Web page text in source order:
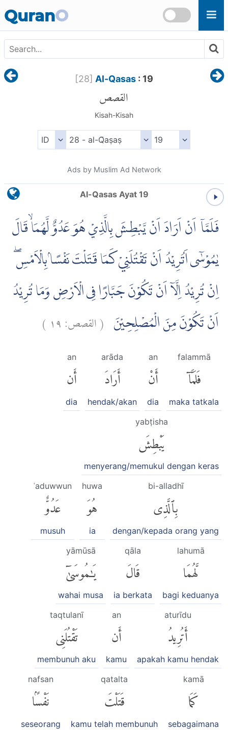
QuranO
[28] Al-Qasas: 19
القصص
Kisah-Kisah
Ads by Muslim Ad Network
Al-Qasas Ayat 19
فَلَمَّآ اَنْ اَرَادَ اَنْ يَّبْطِشَ بِالَّذِيْ هُوَ عَدُوٌّ لَّهُمَاۙ قَالَ
يٰمُوْسٰٓى اَتُرِيْدُ اَنْ تَقْتُلَنِيْ كَمَا قَتَلْتَ نَفْسًاۢ بِالْاَمْسِۖ
اِنْ تُرِيْدُ اِلَّآ اَنْ تَكُوْنَ جَبَّارًا فِى الْاَرْضِ وَمَا تُرِيْدُ
اَنْ تَكُوْنَ مِنَ الْمُصْلِحِيْنَ (القصص:١٩ )
falammā
فَلَمَّآ
maka tatkala
an
أَنْ
dia
arāda
أَرَادَ
hendak/akan
an
أَن
dia
yabṭisha
يَبْطِشَ
menyerang/memukul dengan keras
bi-alladhī
بِٱلَّذِى
dengan/kepada orang yang
huwa
هُوَ
ia
ʿaduwwun
عَدُوٌّ
musuh
lahumā
لَّهُمَا
bagi keduanya
qāla
قَالَ
ia berkata
yāmūsā
يَٰمُوسَىٰٓ
wahai musa
aturīdu
أَتُرِيدُ
apakah kamu hendak
an
أَن
kamu
taqtulanī
تَقْتُلَنِى
membunuh aku
kamā
كَمَا
sebagaimana
qatalta
قَتَلْتَ
kamu telah membunuh
nafsan
نَفْسًۢا
seseorang